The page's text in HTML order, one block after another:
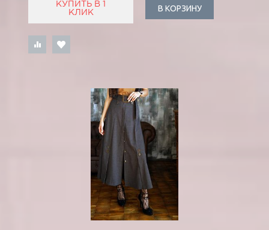
КУПИТЬ В 1
КЛИК
В КОРЗИНУ